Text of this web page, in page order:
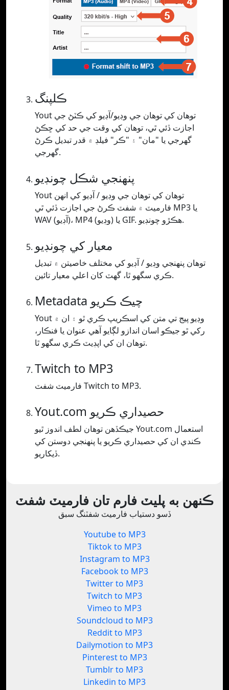
ڪلپنگ
Yout توهان کي توهان جي وڊيو/آڊيو کي ڪٽڻ جي
اجازت ڏئي ٿي، توهان کي وقت جي حد کي ڇڪڻ
گهرجي يا "مان" ۽ "ڪر" فيلڊ ۾ قدر تبديل ڪرڻ
گهرجي.
پنھنجي شڪل چونڊيو
Yout توهان کي توهان جي وڊيو / آڊيو کي انهن
فارميٽ ۾ شفٽ ڪرڻ جي اجازت ڏئي ٿي MP3 يا
WAV (آڊيو)، MP4 (وڊيو) يا GIF. ھڪڙو چونڊيو.
معيار کي چونڊيو
توھان پنھنجي وڊيو / آڊيو کي مختلف خاصيتن ۾ تبديل
ڪري سگھو ٿا، گھٽ کان اعلي معيار تائين.
Metadata چيڪ ڪريو
Yout وڊيو پيج تي متن کي اسڪريپ ڪري ٿو ۽ ان ۾
رکي ٿو جيڪو اسان اندازو لڳايو آهي عنوان يا فنڪار،
توهان ان کي اپڊيٽ ڪري سگهو ٿا.
Twitch to MP3
فارميٽ شفٽ Twitch to MP3.
Yout.com حصيداري ڪريو
جيڪڏھن توھان لطف اندوز ٿيو Yout.com استعمال
ڪندي ان کي حصيداري ڪريو يا پنھنجي دوستن کي
ڏيکاريو.
ڪنهن به پليٽ فارم تان فارميٽ شفٽ
ڏسو دستياب فارميٽ شفٽنگ سبق
Youtube to MP3
Tiktok to MP3
Instagram to MP3
Facebook to MP3
Twitter to MP3
Twitch to MP3
Vimeo to MP3
Soundcloud to MP3
Reddit to MP3
Dailymotion to MP3
Pinterest to MP3
Tumblr to MP3
Linkedin to MP3